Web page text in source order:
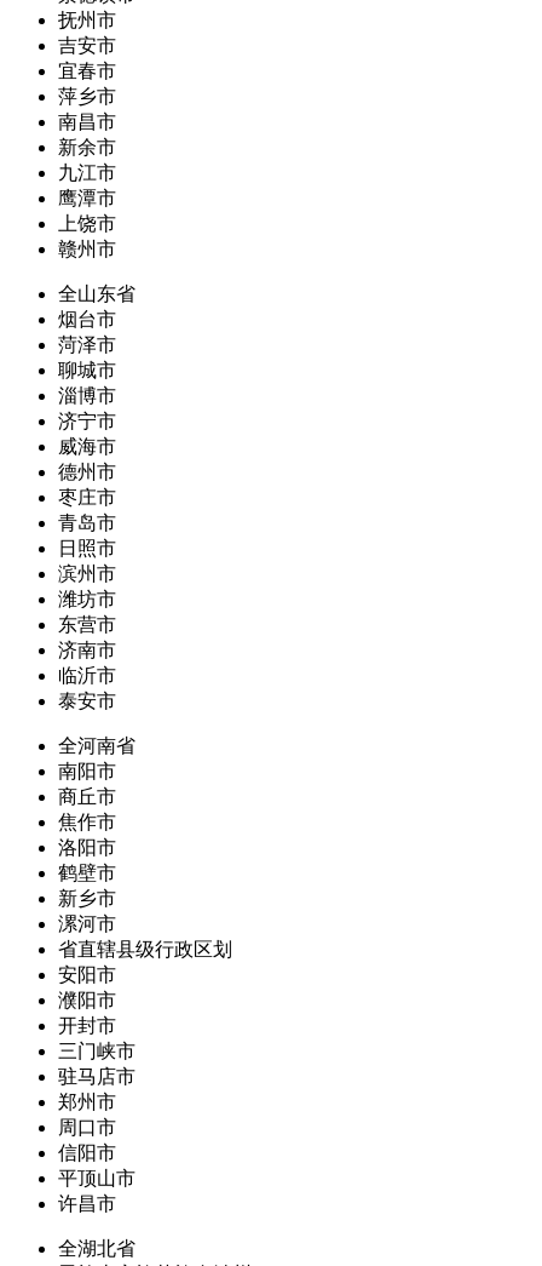
抚州市
吉安市
宜春市
萍乡市
南昌市
新余市
九江市
鹰潭市
上饶市
赣州市
全山东省
烟台市
菏泽市
聊城市
淄博市
济宁市
威海市
德州市
枣庄市
青岛市
日照市
滨州市
潍坊市
东营市
济南市
临沂市
泰安市
全河南省
南阳市
商丘市
焦作市
洛阳市
鹤壁市
新乡市
漯河市
省直辖县级行政区划
安阳市
濮阳市
开封市
三门峡市
驻马店市
郑州市
周口市
信阳市
平顶山市
许昌市
全湖北省